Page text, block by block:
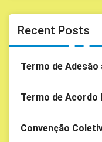
Recent Posts
Termo de Adesão
Termo de Acordo
Convenção